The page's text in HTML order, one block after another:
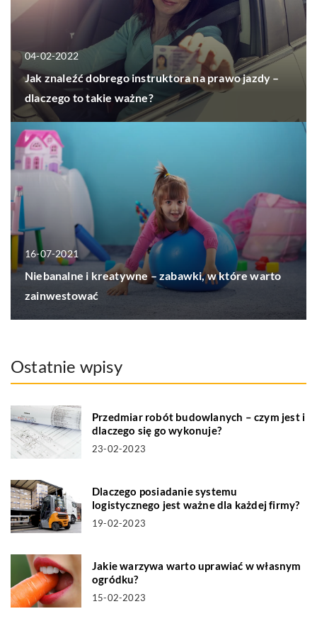
04-02-2022
Jak znaleźć dobrego instruktora na prawo jazdy –
dlaczego to takie ważne?
16-07-2021
Niebanalne i kreatywne – zabawki, w które warto
zainwestować
Ostatnie wpisy
Przedmiar robót budowlanych – czym jest i
dlaczego się go wykonuje?
23-02-2023
Dlaczego posiadanie systemu
logistycznego jest ważne dla każdej firmy?
19-02-2023
Jakie warzywa warto uprawiać w własnym
ogródku?
15-02-2023